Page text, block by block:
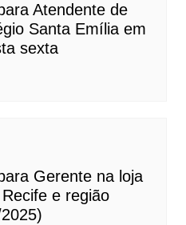
Atendente de
Santa Emília em
sexta
Gerente na loja
e região